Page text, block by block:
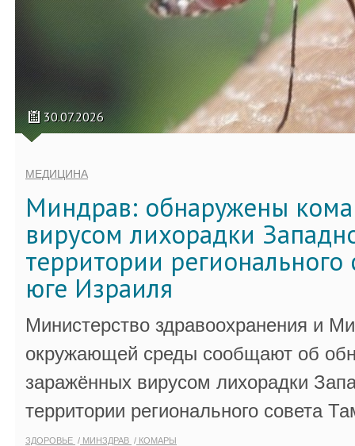
30.07.2026
МЕДИЦИНА
Миндрав: обнаружены
вирусом лихорадки
территории регионального
юге Израиля
Министерство здравоохранения и
окружающей среды сообщают об
заражённых вирусом лихорадки
территории регионального совета
ЗДОРОВЬЕ МИНЗДРАВ КОМАРЫ